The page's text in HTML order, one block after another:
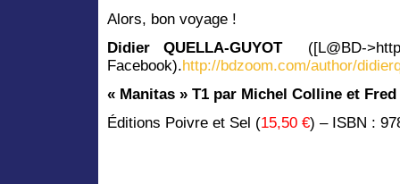
Alors, bon voyage !
Didier QUELLA-GUYOT
([L@BD-
Facebook).http://bdzoom.com/author/
« Manitas » T1 par Michel Colline et
Éditions Poivre et Sel (15,50 €) – ISBN :